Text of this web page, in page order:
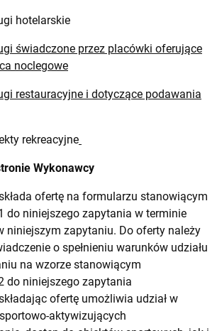
hotelarskie
świadczone przez placówki oferujące
noclegowe
restauracyjne i dotyczące podawania
rekreacyjne
Wykonawcy
ofertę na formularzu stanowiącym
do niniejszego zapytania w terminie
niniejszym zapytaniu. Do oferty należy
o spełnieniu warunków udziału
na wzorze stanowiącym
do niniejszego zapytania
ofertę umożliwia udział w
aktywizujących